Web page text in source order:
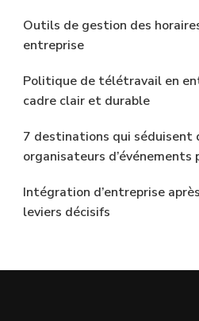
Outils de gestion des
entreprise
Politique de télétravail en
cadre clair et durable
7 destinations qui séduisent
organisateurs d’événements
Intégration d’entreprise
leviers décisifs